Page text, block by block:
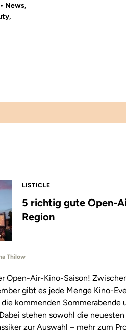
News,
LISTICLE
5 richtig gute Open-
Region
Thilow
Open-Air-Kino-Saison!
gibt es jede Menge Kino-
kommenden Sommerabende
stehen sowohl die
zur Auswahl – mehr zum